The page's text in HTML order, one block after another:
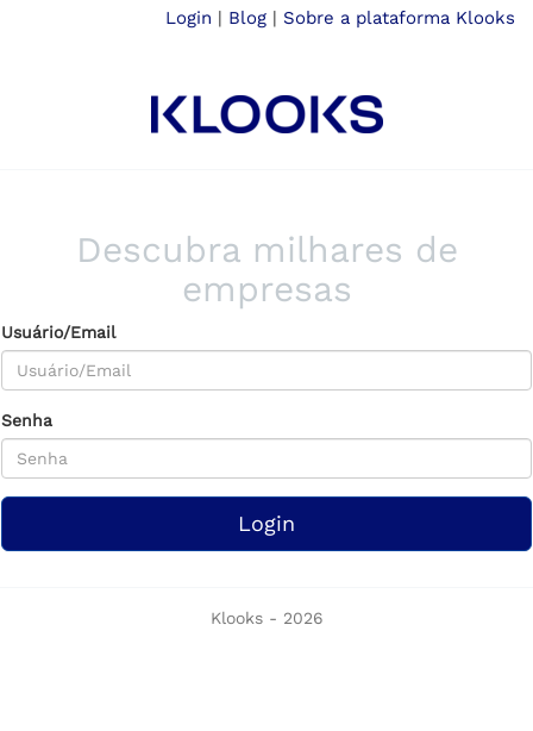
Login | Blog | Sobre a plataforma Klooks
Descubra milhares de
empresas
Usuário/Email
Senha
Login
Klooks - 2026